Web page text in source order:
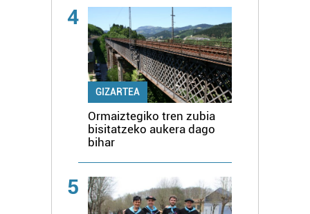
4
GIZARTEA
Ormaiztegiko tren zubia
bisitatzeko aukera dago
bihar
5